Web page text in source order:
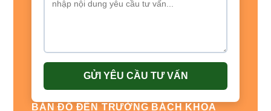
GỬI YÊU CẦU TƯ VẤN
BẢN ĐỒ ĐẾN TRƯỜNG BÁCH KHOA